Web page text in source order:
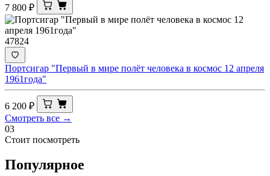
7 800 ₽
47824
Портсигар "Первый в мире полёт человека в космос 12 апреля
1961года"
6 200 ₽
Смотреть все →
03
Стоит посмотреть
Популярное